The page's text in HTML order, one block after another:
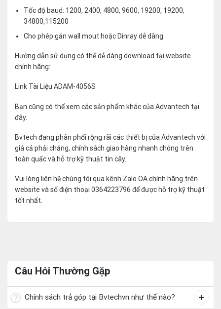
Tốc độ baud: 1200, 2400, 4800, 9600, 19200, 19200,
34800,115200
Cho phép gắn wall mout hoặc Dinray dễ dàng
Hướng dẫn sử dụng có thể dễ dàng download tại website
chính hãng:
Link Tài Liệu ADAM-4056S
Bạn cũng có thể xem các sản phẩm khác của Advantech tại
đây.
Bvtech đang phân phối rộng rãi các thiết bị của Advantech với
giá cả phải chăng, chính sách giao hàng nhanh chóng trên
toàn quấc và hỗ trợ kỹ thuật tin cây.
Vui lòng liên hệ chúng tôi qua kênh Zalo OA chính hãng trên
website và số điện thoại 0364223796 để được hỗ trợ kỹ thuật
tốt nhất.
Câu Hỏi Thường Gặp
Chính sách trả góp tại Bvtechvn như thế nào?